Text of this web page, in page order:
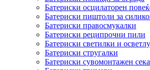
Батериски осцилаторен
Батериски пиштоли за
Батериски правосмукалки
Батериски реципрочни пили
Батериски светилки и
Батериски стругалки
Батериски сувомонтажен